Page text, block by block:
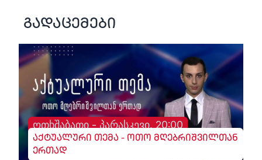
გადაცემები
ოთხშაბათი - პარასკევი, 20:00
აქტუალური თემა - ოთო მღებრიშვილთან
ერთად